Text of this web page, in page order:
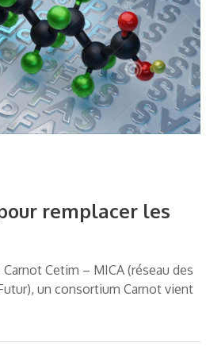
remplacer les
Cetim – MICA (réseau des
un consortium Carnot vient